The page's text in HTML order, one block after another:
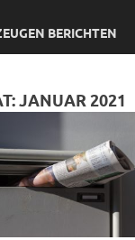
BERICHTEN
JANUAR 2021